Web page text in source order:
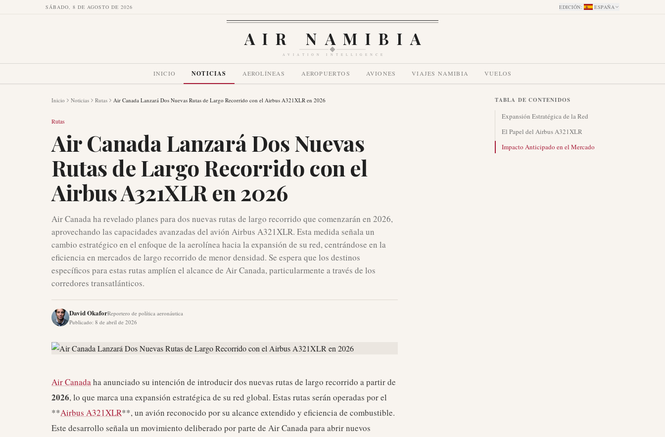
SÁBADO, 8 DE AGOSTO DE 2026 EDICIÓN: ESPAÑA
AIR NAMIBIA
AVIATION INTELLIGENCE
INICIO NOTICIAS AEROLÍNEAS AEROPUERTOS AVIONES VIAJES NAMIBIA VUELOS
Inicio Noticias Rutas Air Canada Lanzará Dos Nuevas Rutas de Largo Recorrido con el Airbus A321XLR en 2026
Rutas
Air Canada Lanzará Dos Nuevas
Rutas de Largo Recorrido con el
Airbus A321XLR en 2026
Air Canada ha revelado planes para dos nuevas rutas de largo recorrido que comenzarán en 2026,
aprovechando las capacidades avanzadas del avión Airbus A321XLR. Esta medida señala un
cambio estratégico en el enfoque de la aerolínea hacia la expansión de su red, centrándose en la
eficiencia en mercados de largo recorrido de menor densidad. Se espera que los destinos
específicos para estas rutas amplíen el alcance de Air Canada, particularmente a través de los
corredores transatlánticos.
David OkaforReportero de política aeronáutica
Publicado: 8 de abril de 2026
Air Canadaha anunciado su intención de introducir dos nuevas rutas de largo recorrido a partir de
2026, lo que marca una expansión estratégica de su red global. Estas rutas serán operadas por el
**Airbus A321XLR**, un avión reconocido por su alcance extendido y eficiencia de combustible.
Este desarrollo señala un movimiento deliberado por parte de Air Canada para abrir nuevos
TABLA DE CONTENIDOS
Expansión Estratégica de la Red
El Papel del Airbus A321XLR
Impacto Anticipado en el Mercado